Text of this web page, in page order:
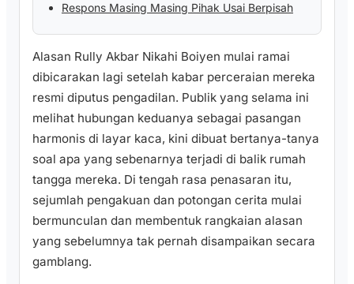
Respons Masing Masing Pihak Usai Berpisah
Alasan Rully Akbar Nikahi Boiyen mulai ramai
dibicarakan lagi setelah kabar perceraian mereka
resmi diputus pengadilan. Publik yang selama ini
melihat hubungan keduanya sebagai pasangan
harmonis di layar kaca, kini dibuat bertanya-tanya
soal apa yang sebenarnya terjadi di balik rumah
tangga mereka. Di tengah rasa penasaran itu,
sejumlah pengakuan dan potongan cerita mulai
bermunculan dan membentuk rangkaian alasan
yang sebelumnya tak pernah disampaikan secara
gamblang.